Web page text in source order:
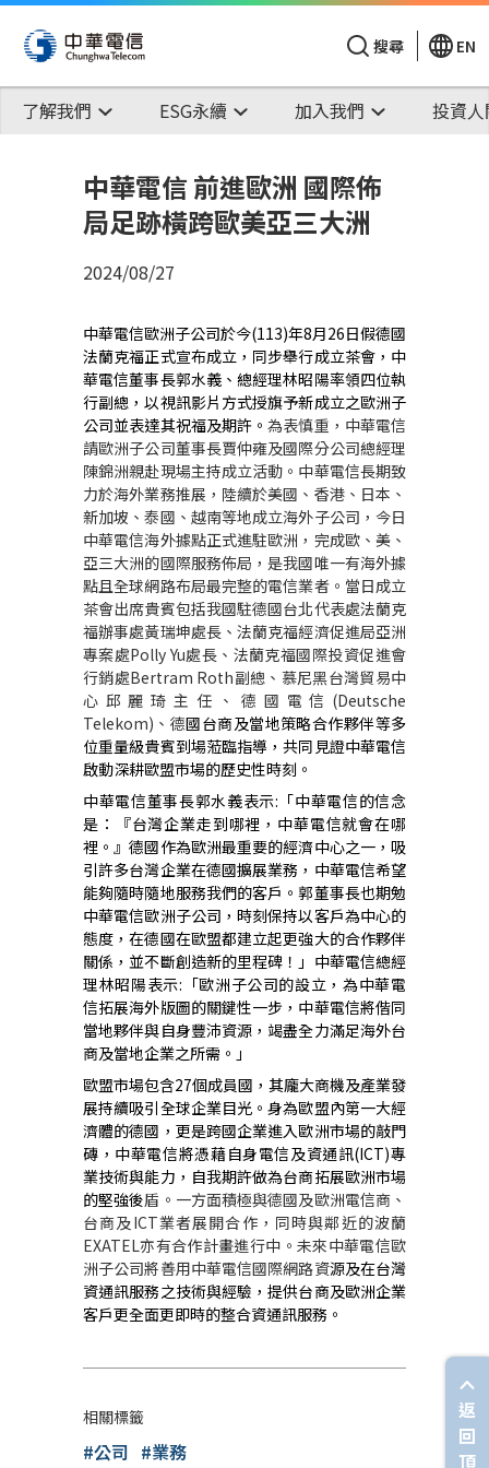
搜尋 EN
了解我們 ESG永續 加入我們 投資
中華電信 前進歐洲 國際佈
局足跡橫跨歐美亞三大洲
2024/08/27
中華電信歐洲子公司於今(113)年8月26日假德國
法蘭克福正式宣布成立，同步舉行成立茶會，中
華電信董事長郭水義、總經理林昭陽率領四位執
行副總，以視訊影片方式授旗予新成立之歐洲子
公司並表達其祝福及期許。為表慎重，中華電信
請歐洲子公司董事長賈仲雍及國際分公司總經理
陳錦洲親赴現場主持成立活動。中華電信長期致
力於海外業務推展，陸續於美國、香港、日本、
新加坡、泰國、越南等地成立海外子公司，今日
中華電信海外據點正式進駐歐洲，完成歐、美、
亞三大洲的國際服務佈局，是我國唯一有海外據
點且全球網路布局最完整的電信業者。當日成立
茶會出席貴賓包括我國駐德國台北代表處法蘭克
福辦事處黃瑞坤處長、法蘭克福經濟促進局亞洲
專案處Polly Yu處長、法蘭克福國際投資促進會
行銷處Bertram Roth副總、慕尼黑台灣貿易中
心邱麗琦主任、德國電信(Deutsche
Telekom)、德國台商及當地策略合作夥伴等多
位重量級貴賓到場蒞臨指導，共同見證中華電信
啟動深耕歐盟市場的歷史性時刻。
中華電信董事長郭水義表示:「中華電信的信念
是：『台灣企業走到哪裡，中華電信就會在哪
裡。』德國作為歐洲最重要的經濟中心之一，吸
引許多台灣企業在德國擴展業務，中華電信希望
能夠隨時隨地服務我們的客戶。郭董事長也期勉
中華電信歐洲子公司，時刻保持以客戶為中心的
態度，在德國在歐盟都建立起更強大的合作夥伴
關係，並不斷創造新的里程碑！」中華電信總經
理林昭陽表示:「歐洲子公司的設立，為中華電
信拓展海外版圖的關鍵性一步，中華電信將偕同
當地夥伴與自身豐沛資源，竭盡全力滿足海外台
商及當地企業之所需。」
歐盟市場包含27個成員國，其龐大商機及產業發
展持續吸引全球企業目光。身為歐盟內第一大經
濟體的德國，更是跨國企業進入歐洲市場的敲門
磚，中華電信將憑藉自身電信及資通訊(ICT)專
業技術與能力，自我期許做為台商拓展歐洲市場
的堅強後盾。一方面積極與德國及歐洲電信商、
台商及ICT業者展開合作，同時與鄰近的波蘭
EXATEL亦有合作計畫進行中。未來中華電信歐
洲子公司將善用中華電信國際網路資源及在台灣
資通訊服務之技術與經驗，提供台商及歐洲企業
客戶更全面更即時的整合資通訊服務。
相關標籤
#公司 #業務
返
回
頂